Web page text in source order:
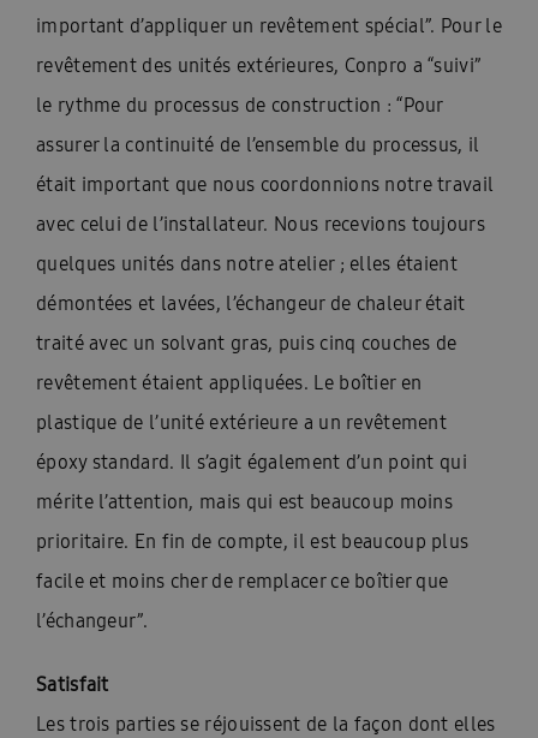
important d’appliquer un revêtement spécial”. Pour le
revêtement des unités extérieures, Conpro a “suivi”
le rythme du processus de construction : “Pour
assurer la continuité de l’ensemble du processus, il
était important que nous coordonnions notre travail
avec celui de l’installateur. Nous recevions toujours
quelques unités dans notre atelier ; elles étaient
démontées et lavées, l’échangeur de chaleur était
traité avec un solvant gras, puis cinq couches de
revêtement étaient appliquées. Le boîtier en
plastique de l’unité extérieure a un revêtement
époxy standard. Il s’agit également d’un point qui
mérite l’attention, mais qui est beaucoup moins
prioritaire. En fin de compte, il est beaucoup plus
facile et moins cher de remplacer ce boîtier que
l’échangeur”.
Satisfait
Les trois parties se réjouissent de la façon dont elles